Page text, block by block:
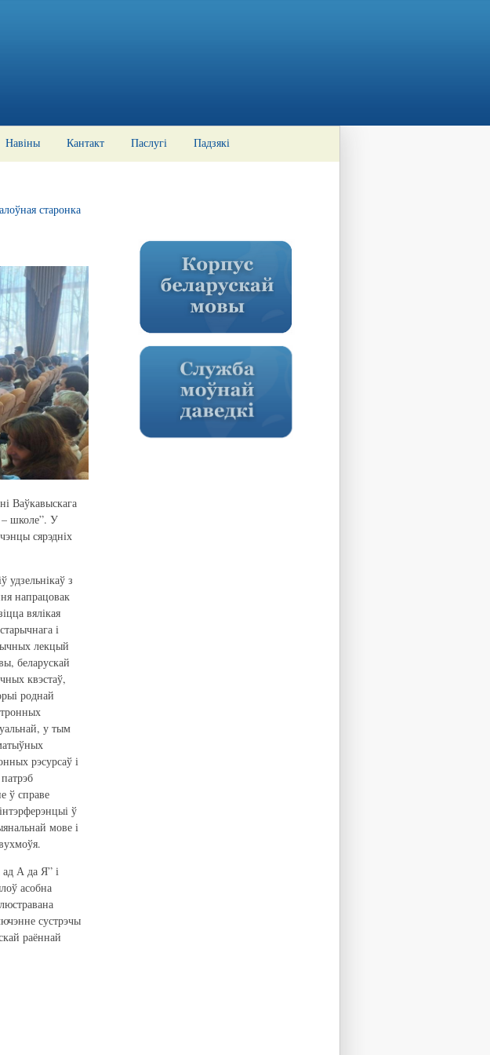
Навіны Кантакт Паслугі Падзякі
старонка
Ваўкавыскага
– школе”. У
сярэдніх
удзельнікаў з
напрацовак
вялікая
і
лекцый
беларускай
квэстаў,
роднай
у тым
рэсурсаў і
ў справе
ў
мове і
ад А да Я” і
асобна
сустрэчы
раённай